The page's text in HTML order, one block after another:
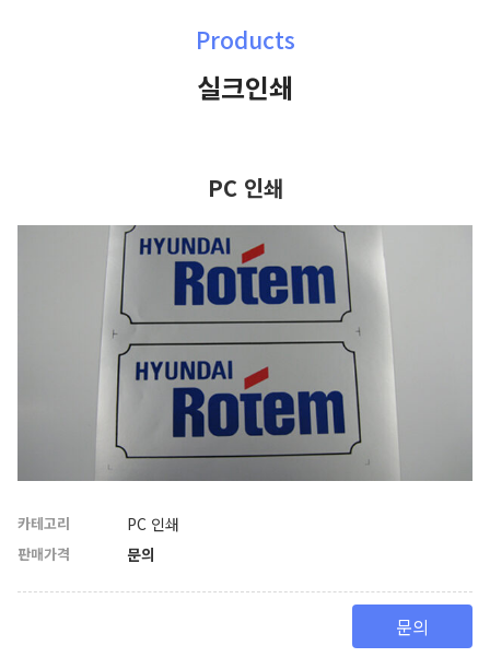
Products
실크인쇄
PC 인쇄
카테고리 PC 인쇄
판매가격
문의